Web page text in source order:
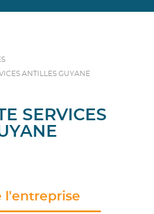
ANTILLES GUYANE
SERVICES
l'entreprise